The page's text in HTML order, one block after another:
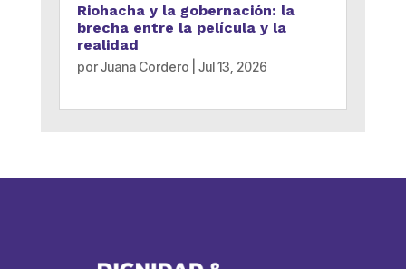
Riohacha y la gobernación: la
brecha entre la película y la
realidad
porJuana Cordero Jul 13, 2026